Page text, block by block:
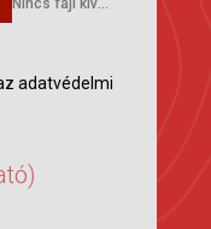
Nincs fájl kiválasztva
adatvédelmi